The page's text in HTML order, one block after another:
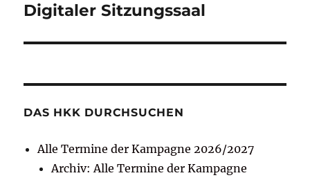
Digitaler Sitzungssaal
DAS HKK DURCHSUCHEN
Alle Termine der Kampagne 2026/2027
Archiv: Alle Termine der Kampagne